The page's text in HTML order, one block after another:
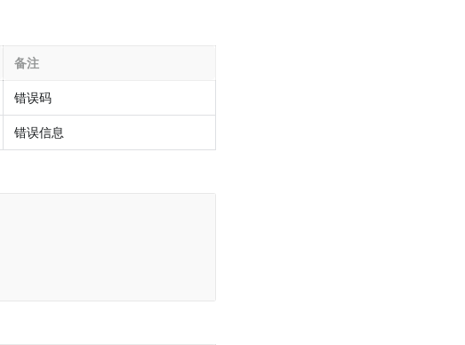
备注
错误码
错误信息